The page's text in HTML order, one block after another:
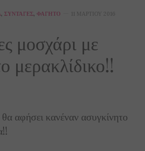
, ΣΥΝΤΑΓΈΣ, ΦΑΓΗΤΌ 11 ΜΑΡΤΊΟΥ 2016
μοσχάρι με
μερακλίδικο!!
αφήσει κανέναν ασυγκίνητο